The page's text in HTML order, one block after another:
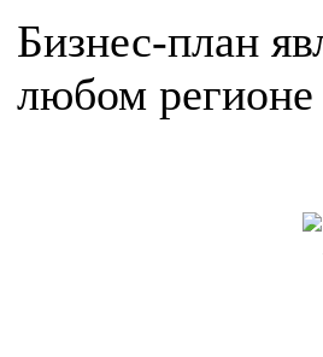
Бизнес-план
любом регионе